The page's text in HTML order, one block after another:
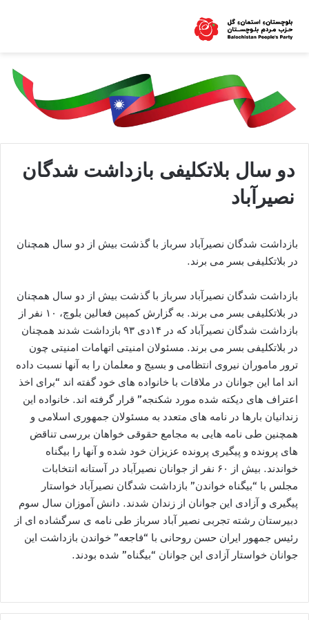
دو سال بلاتکلیفی بازداشت شدگان
نصیرآباد
بازداشت شدگان نصیرآباد سرباز با گذشت بیش از دو سال همچنان
در بلاتکلیفی بسر می برند.
بازداشت شدگان نصیرآباد سرباز با گذشت بیش از دو سال همچنان
در بلاتکلیفی بسر می برند. به گزارش کمپین فعالین بلوچ، ۱۰ نفر از
بازداشت شدگان نصیرآباد که در ۱۴دی ۹۳ بازداشت شدند همچنان
در بلاتکلیفی بسر می برند. مسئولان امنیتی اتهامات امنیتی چون
ترور ماموران نیروی انتظامی و بسیج و معلمان را به آنها نسبت داده
اند اما این جوانان در ملاقات با خانواده های خود گفته اند “برای اخذ
اعتراف های دیکته شده مورد شکنجه” قرار گرفته اند. خانواده این
زندانیان بارها در نامه های متعدد به مسئولان جمهوری اسلامی و
همچنین طی نامه هایی به مجامع حقوقی خواهان بررسی تناقض
های پرونده و پیگیری پرونده عزیزان خود شده و آنها را بیگناه
خواندند. بیش از ۶۰ نفر از جوانان نصیرآباد در آستانه انتخابات
مجلس با “بیگناه خواندن” بازداشت شدگان نصیرآباد خواستار
پیگیری و آزادی این جوانان از زندان شدند. دانش آموزان سال سوم
دبیرستان رشته تجربی نصیر آباد سرباز طی نامه ی سرگشاده ای از
رئیس جمهور ایران حسن روحانی با “فاجعه” خواندن بازداشت این
جوانان خواستار آزادی این جوانان “بیگناه” شده بودند.